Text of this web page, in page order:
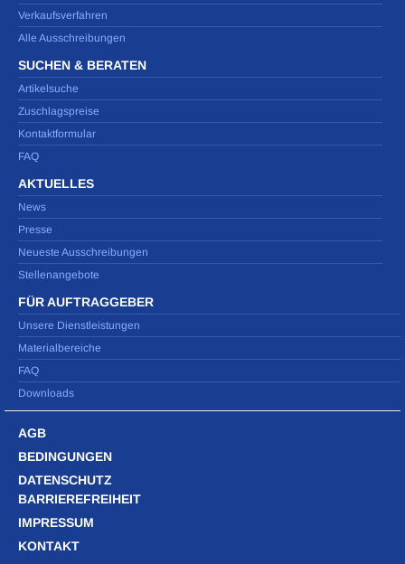
Verkaufsverfahren
Alle Ausschreibungen
SUCHEN & BERATEN
Artikelsuche
Zuschlagspreise
Kontaktformular
FAQ
AKTUELLES
News
Presse
Neueste Ausschreibungen
Stellenangebote
FÜR AUFTRAGGEBER
Unsere Dienstleistungen
Materialbereiche
FAQ
Downloads
AGB
BEDINGUNGEN
DATENSCHUTZ
BARRIEREFREIHEIT
IMPRESSUM
KONTAKT